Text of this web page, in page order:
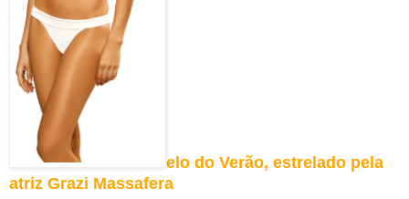
elo do Verão, estrelado pela
atriz Grazi Massafera